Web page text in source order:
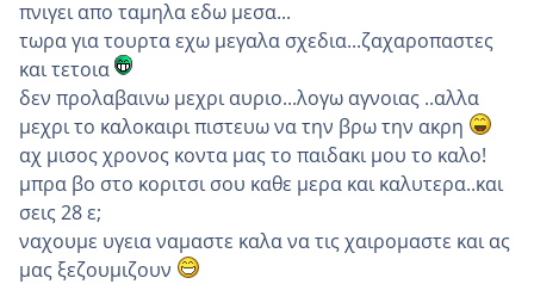
πνιγει απο ταμηλα εδω μεσα...
τωρα για τουρτα εχω μεγαλα σχεδια...ζαχαροπαστες
και τετοια
δεν προλαβαινω μεχρι αυριο...λογω αγνοιας ..αλλα
μεχρι το καλοκαιρι πιστευω να την βρω την ακρη
αχ μισος χρονος κοντα μας το παιδακι μου το καλο!
μπρα βο στο κοριτσι σου καθε μερα και καλυτερα..και
σεις 28 ε;
ναχουμε υγεια ναμαστε καλα να τις χαιρομαστε και ας
μας ξεζουμιζουν